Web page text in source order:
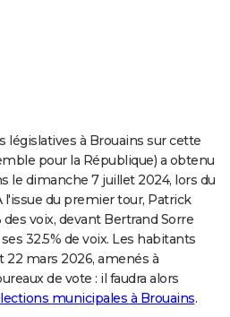
législatives à Brouains sur cette
pour la République) a obtenu
le dimanche 7 juillet 2024, lors du
l'issue du premier tour, Patrick
voix, devant Bertrand Sorre
32.5% de voix. Les habitants
22 mars 2026, amenés à
de vote : il faudra alors
municipales à Brouains.